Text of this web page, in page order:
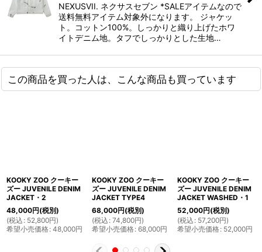
NEXUSVII. ネクサスセブン *SALEアイテムなので
送料無料アイテム対象外になります。 ジャケッ
ト。コットン100%。しっかりと織り上げたホワ
イトデニム地。タフでしっかりとした生地…
この商品を買った人は、こんな商品も買っています
KOOKY ZOO クーキー
ズー JUVENILE DENIM
JACKET・2
48,000円(税別)
(税込 : 52,800円)
希望小売価格: 48,000円
KOOKY ZOO クーキー
ズー JUVENILE DENIM
JACKET TYPE4
68,000円(税別)
(税込 : 74,800円)
希望小売価格: 68,000円
KOOKY ZOO クーキー
ズー JUVENILE DENIM
JACKET WASHED・1
52,000円(税別)
(税込 : 57,200円)
希望小売価格: 52,000円